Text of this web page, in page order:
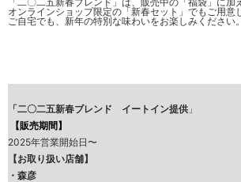
オンラインショップ限定の「新春セット」でもご用意
ご自宅でも、新年の特別な味わいをお楽しみください。
「二〇二五新春ブレンド イートイン提供 」
【販売期間】
2025年営業開始日〜
【お取り扱い店舗】
・ 森彦